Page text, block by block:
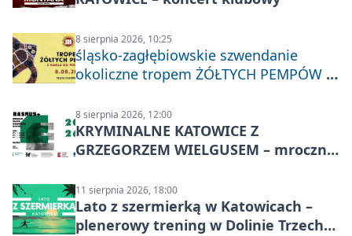
8 sierpnia 2026, 10:25
śląsko-zagłębiowskie szwendanie
okoliczne tropem ŻÓŁTYCH PEMPÓW z
8 sierpnia 2026, 12:00
KRYMINALNE KATOWICE Z
GRZEGORZEM WIELGUSEM – mroczne
11 sierpnia 2026, 18:00
Lato z szermierką w Katowicach –
plenerowy trening w Dolinie Trzech